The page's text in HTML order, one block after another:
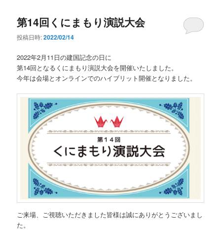
第14回くにまもり演説大会
投稿日時:2022/02/14
2022年2月11日の建国記念の日に
第14回となるくにまもり演説大会を開催いたしました。
今年は会場とオンラインでのハイブリット開催となりました。
ご来場、ご視聴いただきました皆様は誠にありがとうございまし
た。